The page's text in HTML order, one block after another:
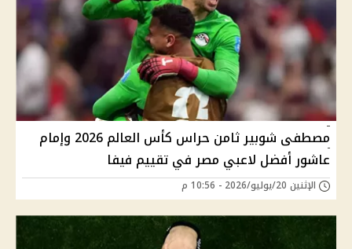
مصطفى شوبير ثامن حراس كأس العالم 2026 وإمام
عاشور أفضل لاعبي مصر في تقييم فيفا
الإثنين 20/يوليو/2026 - 10:56 م